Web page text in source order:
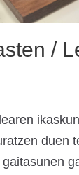
/
duen